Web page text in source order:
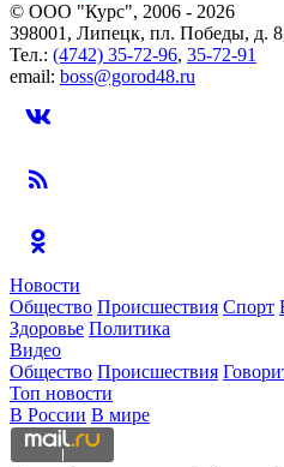
© ООО "Курс", 2006 - 2026
398001, Липецк, пл. Победы, д.
Тел.: (4742) 35-72-96, 35-72-91
email: boss@gorod48.ru
Новости
Общество Происшествия Спорт
Здоровье Политика
Видео
Общество Происшествия
Топ новости
В России В мире